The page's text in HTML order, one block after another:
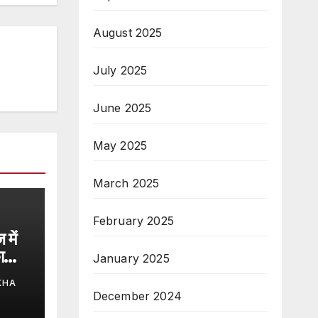
में
August 2025
July 2025
June 2025
May 2025
March 2025
February 2025
January 2025
December 2024